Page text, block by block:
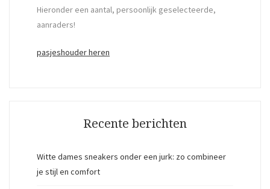
Hieronder een aantal, persoonlijk geselecteerde,
aanraders!
pasjeshouder heren
Recente berichten
Witte dames sneakers onder een jurk: zo combineer
je stijl en comfort